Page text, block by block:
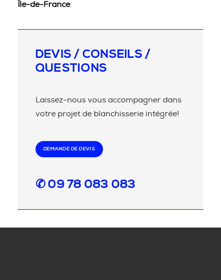
Île-de-France.
DEVIS / CONSEILS /
QUESTIONS
Laissez-nous vous accompagner dans
votre projet de blanchisserie intégrée!
DEMANDE DE DEVIS
✆ 09 78 083 083